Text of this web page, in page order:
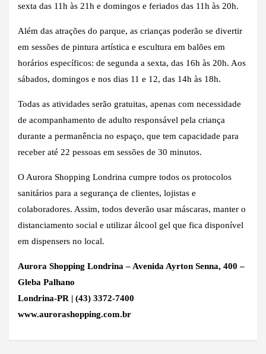
sexta das 11h às 21h e domingos e feriados das 11h às 20h.
Além das atrações do parque, as crianças poderão se divertir
em sessões de pintura artística e escultura em balões em
horários específicos: de segunda a sexta, das 16h às 20h. Aos
sábados, domingos e nos dias 11 e 12, das 14h às 18h.
Todas as atividades serão gratuitas, apenas com necessidade
de acompanhamento de adulto responsável pela criança
durante a permanência no espaço, que tem capacidade para
receber até 22 pessoas em sessões de 30 minutos.
O Aurora Shopping Londrina cumpre todos os protocolos
sanitários para a segurança de clientes, lojistas e
colaboradores. Assim, todos deverão usar máscaras, manter o
distanciamento social e utilizar álcool gel que fica disponível
em dispensers no local.
Aurora Shopping Londrina – Avenida Ayrton Senna, 400 –
Gleba Palhano
Londrina-PR | (43) 3372-7400
www.aurorashopping.com.br